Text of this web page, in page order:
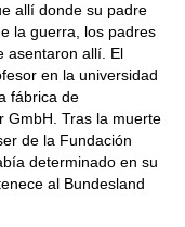
allí donde su padre
la guerra, los padres
asentaron allí. El
en la universidad
fábrica de
GmbH. Tras la muerte
de la Fundación
determinado en su
al Bundesland